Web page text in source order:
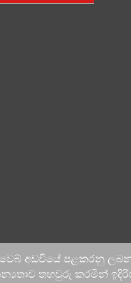
වෙබ් අඩවියේ
තහවුරු කරමින්